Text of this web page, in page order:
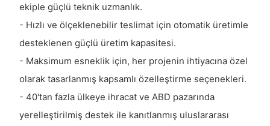
ekiple güçlü teknik uzmanlık.
- Hızlı ve ölçeklenebilir teslimat için otomatik üretimle
desteklenen güçlü üretim kapasitesi.
- Maksimum esneklik için, her projenin ihtiyacına özel
olarak tasarlanmış kapsamlı özelleştirme seçenekleri.
- 40'tan fazla ülkeye ihracat ve ABD pazarında
yerelleştirilmiş destek ile kanıtlanmış uluslararası